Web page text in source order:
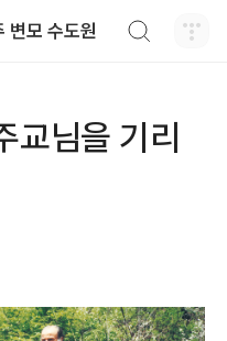
변모 수도원
교님을 기리